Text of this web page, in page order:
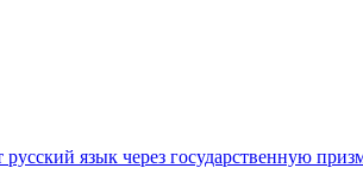
язык через государственную